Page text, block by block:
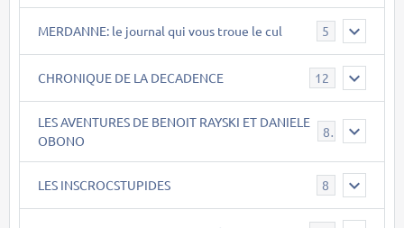
MERDANNE: le journal qui vous troue le cul 5
CHRONIQUE DE LA DECADENCE 12
LES AVENTURES DE BENOIT RAYSKI ET DANIELE
OBONO
8
LES INSCROCSTUPIDES 8